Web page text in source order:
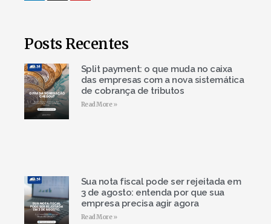
Posts Recentes
Split payment: o que muda no caixa
das empresas com a nova sistemática
de cobrança de tributos
Read More »
Sua nota fiscal pode ser rejeitada em
3 de agosto: entenda por que sua
empresa precisa agir agora
Read More »